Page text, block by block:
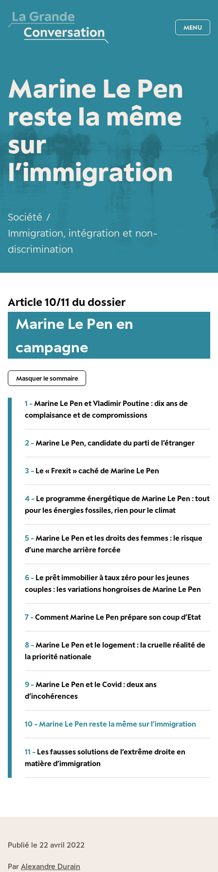
MENU
Marine Le Pen
reste la même
sur
l’immigration
Société /
Immigration, intégration et non-
discrimination
Article 10/11 du dossier
Marine Le Pen en
campagne
Masquer le sommaire
1 -Marine Le Pen et Vladimir Poutine : dix ans de
complaisance et de compromissions
2 -Marine Le Pen, candidate du parti de l’étranger
3 - Le « Frexit » caché de Marine Le Pen
4 - Le programme énergétique de Marine Le Pen : tout
pour les énergies fossiles, rien pour le climat
5 -Marine Le Pen et les droits des femmes : le risque
d’une marche arrière forcée
6 - Le prêt immobilier à taux zéro pour les jeunes
couples : les variations hongroises de Marine Le Pen
7 -Comment Marine Le Pen prépare son coup d’Etat
8 -Marine Le Pen et le logement : la cruelle réalité de
la priorité nationale
9 -Marine Le Pen et le Covid : deux ans
d’incohérences
10 -Marine Le Pen reste la même sur l’immigration
11 - Les fausses solutions de l’extrême droite en
matière d’immigration
Publié le 22 avril 2022
Par Alexandre Durain